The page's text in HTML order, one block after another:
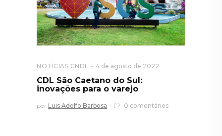
NOTÍCIAS CNDL 4 de agosto de 2022
CDL São Caetano do Sul:
inovações para o varejo
por Luis Adolfo Barbosa 0 comentários